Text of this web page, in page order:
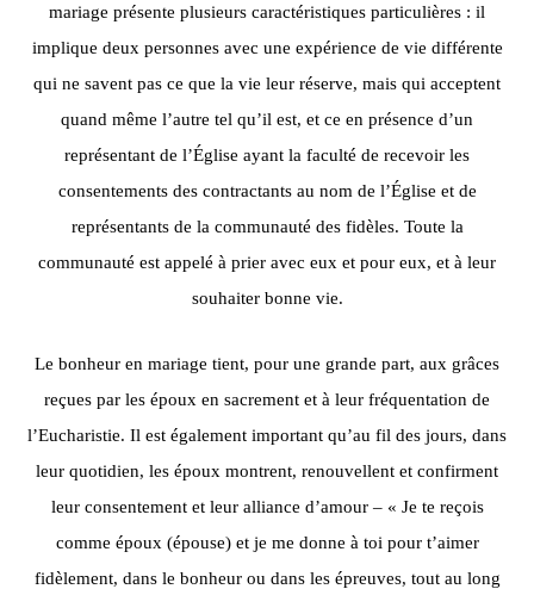
mariage présente plusieurs caractéristiques particulières : il
implique deux personnes avec une expérience de vie différente
qui ne savent pas ce que la vie leur réserve, mais qui acceptent
quand même l’autre tel qu’il est, et ce en présence d’un
représentant de l’Église ayant la faculté de recevoir les
consentements des contractants au nom de l’Église et de
représentants de la communauté des fidèles. Toute la
communauté est appelé à prier avec eux et pour eux, et à leur
souhaiter bonne vie.
Le bonheur en mariage tient, pour une grande part, aux grâces
reçues par les époux en sacrement et à leur fréquentation de
l’Eucharistie. Il est également important qu’au fil des jours, dans
leur quotidien, les époux montrent, renouvellent et confirment
leur consentement et leur alliance d’amour – « Je te reçois
comme époux (épouse) et je me donne à toi pour t’aimer
fidèlement, dans le bonheur ou dans les épreuves, tout au long